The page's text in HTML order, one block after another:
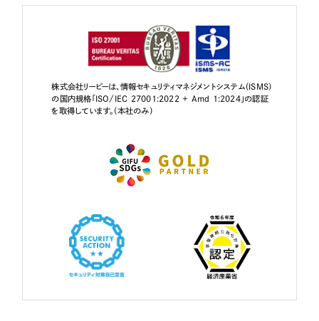
株式会社リーピーは、情報セキュリティマネジメントシステム（ISMS）
の国内規格「ISO/IEC 27001:2022 + Amd 1:2024」の認証
を取得しています。（本社のみ）